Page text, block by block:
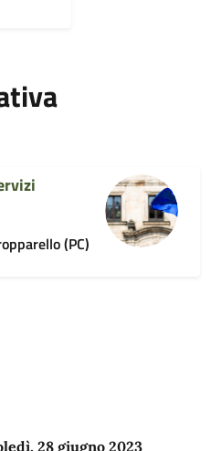
(PC)
28 giugno 2023